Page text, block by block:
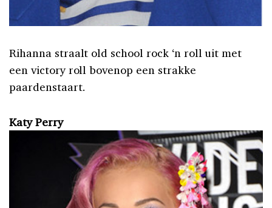
Rihanna straalt old school rock ‘n roll uit met
een victory roll bovenop een strakke
paardenstaart.
Katy Perry